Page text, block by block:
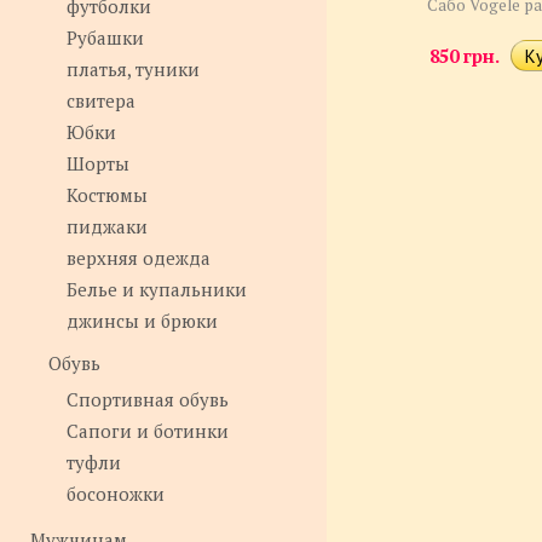
футболки
Рубашки
платья, туники
свитера
Юбки
Шорты
Костюмы
пиджаки
верхняя одежда
Белье и купальники
джинсы и брюки
Обувь
Спортивная обувь
Сапоги и ботинки
туфли
босоножки
Сабо Vogele
850 грн.